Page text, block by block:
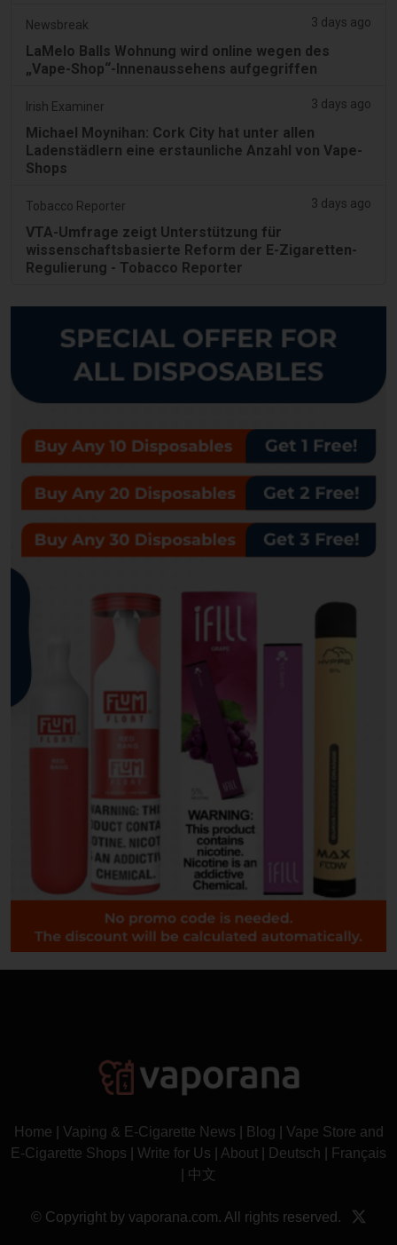
Newsbreak 3 days ago
LaMelo Balls Wohnung wird online wegen des
„Vape-Shop“-Innenaussehens aufgegriffen
Irish Examiner 3 days ago
Michael Moynihan: Cork City hat unter allen
Ladenstädlern eine erstaunliche Anzahl von Vape-
Shops
Tobacco Reporter 3 days ago
VTA-Umfrage zeigt Unterstützung für
wissenschaftsbasierte Reform der E-Zigaretten-
Regulierung - Tobacco Reporter
Home Vaping & E-Cigarette News Blog
Vape Store and
E-Cigarette Shops
Write for Us About Deutsch
Français
中文
© Copyright by vaporana.com. All rights reserved.